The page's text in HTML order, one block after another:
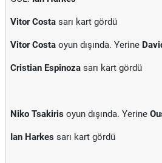
Vitor Costa sarı kart gördü
Vitor Costa oyun dışında. Yerine
Cristian Espinoza sarı kart gördü
Niko Tsakiris oyun dışında. Yerine
Ian Harkes sarı kart gördü